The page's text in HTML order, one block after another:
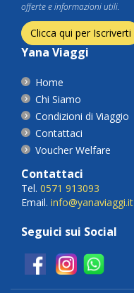
offerte e informazioni utili.
Clicca qui per Iscriverti
Yana Viaggi
Home
Chi Siamo
Condizioni di Viaggio
Contattaci
Voucher Welfare
Contattaci
Tel. 0571 913093
Email. info@yanaviaggi.it
Seguici sui Social